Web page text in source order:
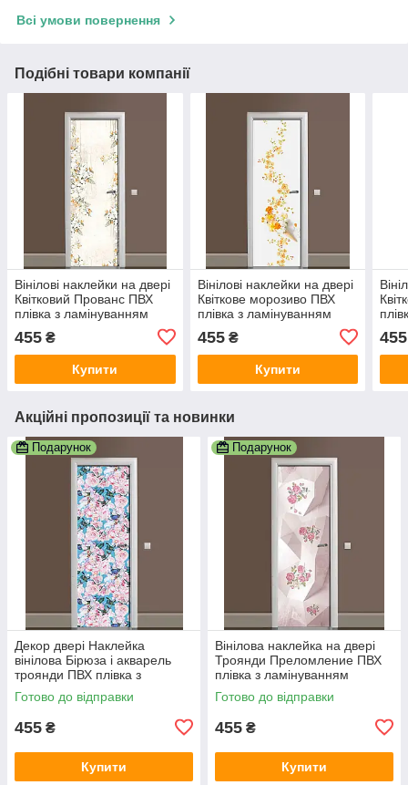
Всі умови повернення
Подібні товари компанії
Вінілові наклейки на двері
Квітковий Прованс ПВХ
плівка з ламінуванням
600х1800 мм Абстракція
Бежевий
455 ₴
Купити
Вінілові наклейки на двері
Квіткове морозиво ПВХ
плівка з ламінуванням
600х1800 мм Абстракція
Білий
455₴
Купити
455
Акційні пропозиції та новинки
Подарунок
Декор двері Наклейка
вінілова Бірюза і акварель
троянди ПВХ плівка з
ламінуванням 600х1800 мм
Абстракція Рожевий
Готово до відправки
455 ₴
Купити
Подарунок
Вінілова наклейка на двері
Троянди Преломление ПВХ
плівка з ламінуванням
600х1800 мм Абстракція
Рожевий
Готово до відправки
455 ₴
Купити